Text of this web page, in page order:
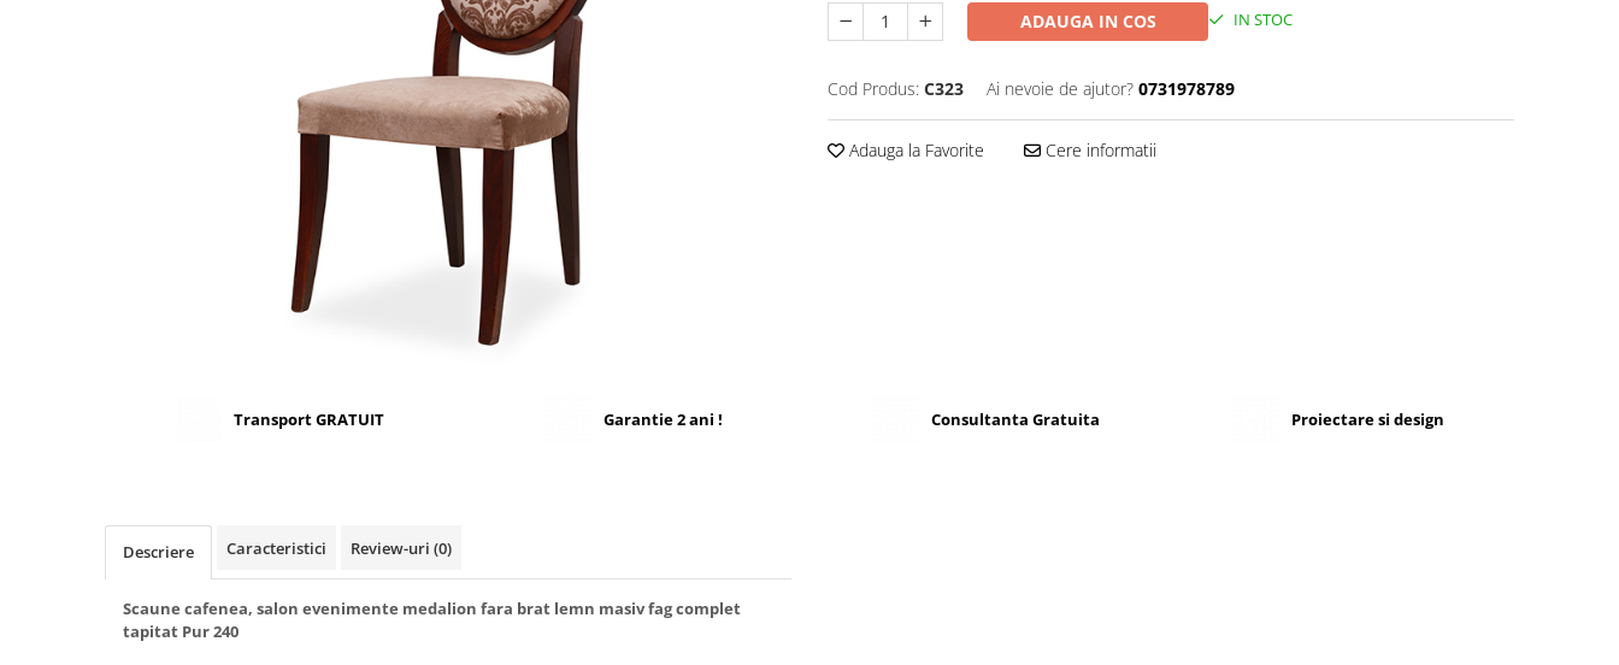
ADAUGA IN COS IN STOC
Cod Produs: C323 Ai nevoie de ajutor? 0731978789
Adauga la Favorite Cere informatii
Transport GRATUIT Garantie 2 ani ! Consultanta Gratuita Proiectare si design
Descriere Caracteristici Review-uri (0)
Scaune cafenea, salon evenimente medalion fara brat lemn masiv fag complet
tapitat Pur 240